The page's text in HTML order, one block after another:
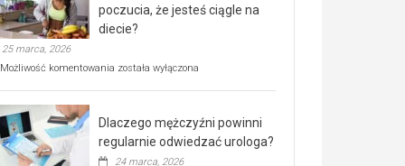
akcja
profilaktyczna
w
już
kwietnia!
poczucia, że jesteś ciągle na
diecie?
25 marca, 2026
Możliwość komentowania Czy
poczucia,
że
została wyłączona
Dlaczego mężczyźni powinni
regularnie odwiedzać urologa?
24 marca, 2026